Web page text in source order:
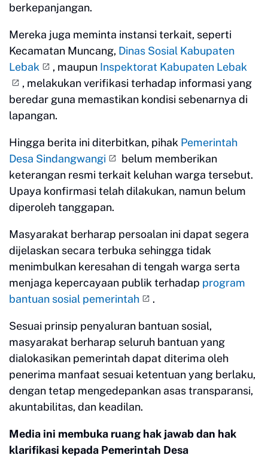
berkepanjangan.
Mereka juga meminta instansi terkait, seperti
Kecamatan Muncang, Dinas Sosial Kabupaten
Lebak
, maupun Inspektorat Kabupaten Lebak
, melakukan verifikasi terhadap informasi yang
beredar guna memastikan kondisi sebenarnya di
lapangan.
Hingga berita ini diterbitkan, pihak Pemerintah
Desa Sindangwangi
belum memberikan
keterangan resmi terkait keluhan warga tersebut.
Upaya konfirmasi telah dilakukan, namun belum
diperoleh tanggapan.
Masyarakat berharap persoalan ini dapat segera
dijelaskan secara terbuka sehingga tidak
menimbulkan keresahan di tengah warga serta
menjaga kepercayaan publik terhadap program
bantuan sosial pemerintah
.
Sesuai prinsip penyaluran bantuan sosial,
masyarakat berharap seluruh bantuan yang
dialokasikan pemerintah dapat diterima oleh
penerima manfaat sesuai ketentuan yang berlaku,
dengan tetap mengedepankan asas transparansi,
akuntabilitas, dan keadilan.
Media ini membuka ruang hak jawab dan hak
klarifikasi kepada Pemerintah Desa